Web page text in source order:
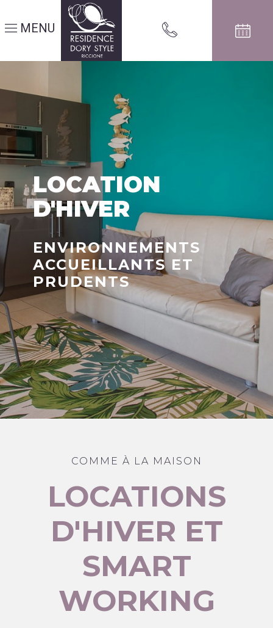
MENU
LOCATION
D'HIVER
ENVIRONNEMENTS
ACCUEILLANTS ET
PRUDENTS
COMME À LA MAISON
LOCATIONS
D'HIVER ET
SMART
WORKING